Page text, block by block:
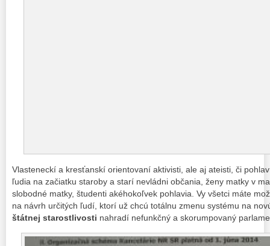
Vlasteneckí a kresťanskí orientovaní aktivisti, ale aj ateisti, či
ľudia na začiatku staroby a starí nevládni občania, ženy matky v
slobodné matky, študenti akéhokoľvek pohlavia. Vy všetci máte
na návrh určitých ľudí, ktorí už chcú totálnu zmenu systému na
štátnej starostlivosti nahradí nefunkčný a skorumpovaný